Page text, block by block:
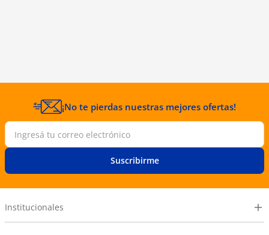
¡No te pierdas nuestras mejores ofertas!
Suscribirme
Institucionales